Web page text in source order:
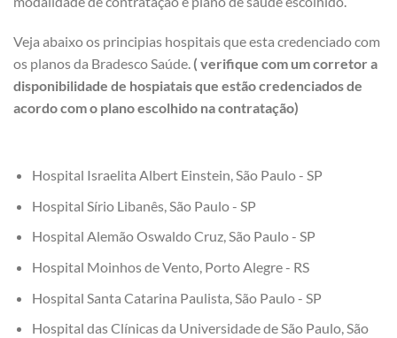
Veja abaixo os principias hospitais que esta credenciado com
os planos da Bradesco Saúde. ( verifique com um corretor a
disponibilidade de hospiatais que estão credenciados de
acordo com o plano escolhido na contratação)
Hospital Israelita Albert Einstein, São Paulo - SP
Hospital Sírio Libanês, São Paulo - SP
Hospital Alemão Oswaldo Cruz, São Paulo - SP
Hospital Moinhos de Vento, Porto Alegre - RS
Hospital Santa Catarina Paulista, São Paulo - SP
Hospital das Clínicas da Universidade de São Paulo, São